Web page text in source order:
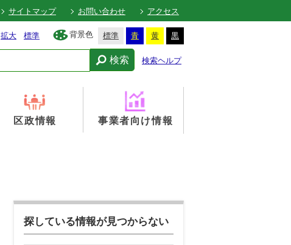
サイトマップ お問い合わせ アクセス
拡大 標準 背景色 標準 青 黄 黒
検索 検索ヘルプ
区政情報 事業者向け情報
探している情報が見つからない